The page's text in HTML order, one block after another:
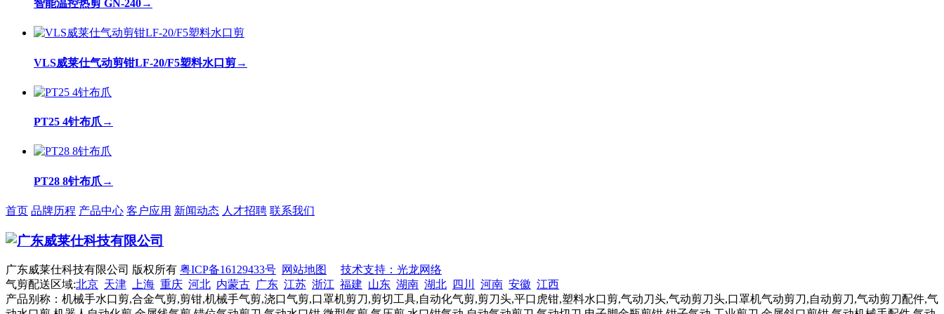
智能温控热剪 GN-240→
VLS威莱仕气动剪钳LF-20/F5塑料水口剪→
PT25 4针布爪 →
PT28 8针布爪 →
首页 品牌历程 产品中心 客户应用 新闻动态 人才招聘 联系我们
广东威莱仕科技有限公司 版权所有 粤ICP备16129433号 网站地图
技术支持：光龙网络
气剪配送区域:北京 天津 上海 重庆 河北 内蒙古 广东 江苏 浙江 福建 山东 湖南 湖北 四川 河南 安徽 江西
产品别称：机械手水口剪,合金气剪,剪钳,机械手气剪,浇口气剪,口罩机剪刀,剪切工具,自动化气剪,剪刀头,平口虎钳,塑料水口剪,气动刀头,气动剪刀头,口罩机气动剪刀,自动剪刀,气动剪刀配件,气